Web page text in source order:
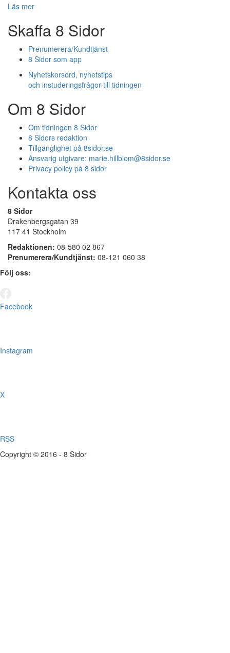
Läs mer
Skaffa 8 Sidor
Prenumerera/Kundtjänst
8 Sidor som app
Nyhetskorsord, nyhetstips
och instuderingsfrågor till tidningen
Om 8 Sidor
Om tidningen 8 Sidor
8 Sidors redaktion
Tillgänglighet på 8sidor.se
Ansvarig utgivare: marie.hillblom@8sidor.se
Privacy policy på 8 sidor
Kontakta oss
8 Sidor
Drakenbergsgatan 39
117 41 Stockholm
Redaktionen: 08-580 02 867
Prenumerera/Kundtjänst: 08-121 060 38
Följ oss:
Facebook
Instagram
X
RSS
Copyright © 2016 - 8 Sidor